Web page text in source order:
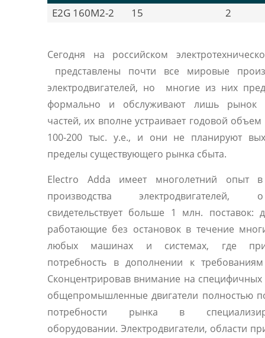
E2G 160M2-2 15 2
Сегодня на российском
представлены почти все мировые
электродвигателей, но многие из них
формально и обслуживают лишь рынок
частей, их вполне устраивает годовой
100-200 тыс. у.е., и они не планируют
пределы существующего рынка сбыта.
Electro Adda имеет многолетний опыт в
производства
свидетельствует больше 1 млн. поставок:
работающие без остановок в течение
любых машинах и системах, где
потребность в дополнении к требованиям
Сконцентрировав внимание на специфичных
общепромышленные двигатели полностью
потребности рынка в
оборудовании. Электродвигатели, области